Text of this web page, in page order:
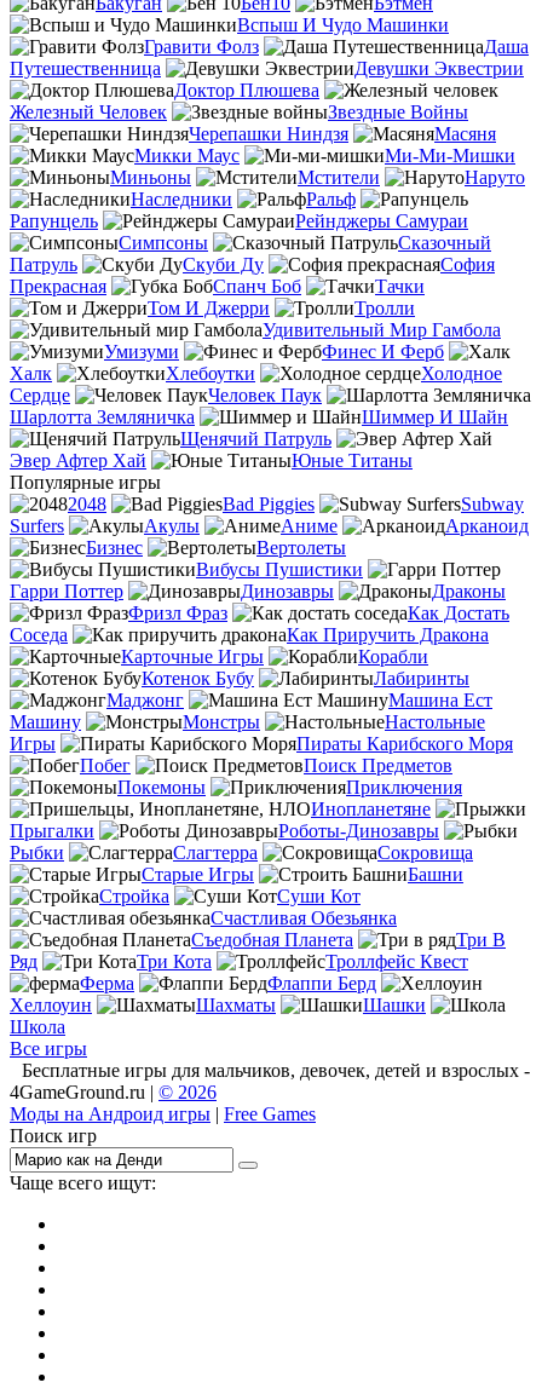
Вспыш И Чудо Машинки
Гравити Фолз
Даша
Путешественница
Девушки Эквестрии
Доктор Плюшева
Железный Человек
Звездные Войны
Черепашки Ниндзя
Масяня
Микки Маус
Ми-Ми-Мишки
Миньоны
Мстители
Наруто
Наследники
Ральф
Рапунцель
Рейнджеры Самураи
Симпсоны
Сказочный
Патруль
Скуби Ду
София
Прекрасная
Спанч Боб
Тачки
Том И Джерри
Тролли
Удивительный Мир Гамбола
Умизуми
Финес И Ферб
Халк
Хлебоутки
Холодное
Сердце
Человек Паук
Шарлотта Земляничка
Шиммер И Шайн
Щенячий Патруль
Эвер Афтер Хай
Юные Титаны
Популярные игры
2048
Bad Piggies
Subway
Surfers
Акулы Аниме
Арканоид
Бизнес
Вертолеты
Вибусы Пушистики
Гарри Поттер
Динозавры
Драконы
Фризл Фраз
Как Достать
Соседа
Как Приручить Дракона
Карточные Игры
Корабли
Котенок Бубу
Лабиринты
Маджонг
Машина Ест
Машину
Монстры
Настольные
Игры
Пираты Карибского Моря
Побег
Поиск Предметов
Покемоны
Приключения
Инопланетяне
Прыгалки
Роботы-Динозавры
Рыбки
Слагтерра
Сокровища
Старые Игры
Башни
Стройка
Суши Кот
Счастливая Обезьянка
Съедобная Планета
Три В
Ряд
Три Кота
Троллфейс Квест
Ферма
Флаппи Берд
Хеллоуин
Шахматы
Шашки
Школа
Все игры
Бесплатные игры для мальчиков, девочек, детей и взрослых -
4GameGround.ru | © 2026
Моды на Андроид игры | Free Games
Поиск игр
Чаще всего ищут: